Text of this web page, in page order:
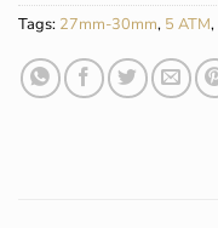
Tags: 27mm-30mm, 5 ATM,